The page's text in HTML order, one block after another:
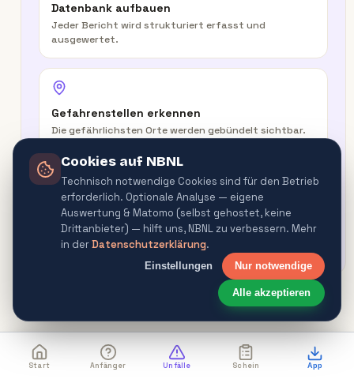
Datenbank aufbauen
Jeder Bericht wird strukturiert erfasst und
ausgewertet.
Gefahrenstellen erkennen
Die gefährlichsten Orte werden gebündelt sichtbar.
In der Route warnen
Routenplaner & Navigator warnen vor
Gefahrenquellen.
Start Anfänger Unfälle Schein App
Cookies auf NBNL
Technisch notwendige Cookies sind für den Betrieb
erforderlich. Optionale Analyse — eigene
Auswertung & Matomo (selbst gehostet, keine
Drittanbieter) — hilft uns, NBNL zu verbessern. Mehr
in derDatenschutzerklärung.
Einstellungen Nur notwendige
Alle akzeptieren